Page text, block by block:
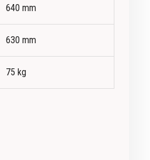
640 mm
630 mm
75 kg